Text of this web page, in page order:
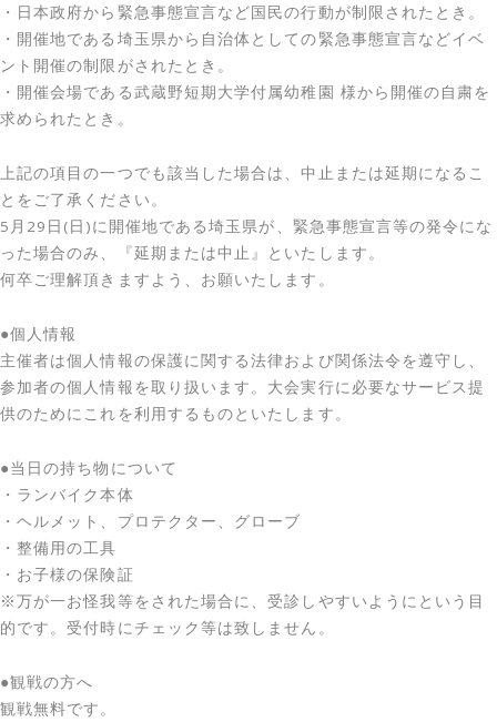
・日本政府から緊急事態宣言など国民の行動が制限されたとき。
・開催地である埼玉県から自治体としての緊急事態宣言などイベ
ント開催の制限がされたとき。
・開催会場である武蔵野短期大学付属幼稚園 様から開催の自粛を
求められたとき。
上記の項目の一つでも該当した場合は、中止または延期になるこ
とをご了承ください。
5月29日(日)に開催地である埼玉県が、緊急事態宣言等の発令にな
った場合のみ、『延期または中止』といたします。
何卒ご理解頂きますよう、お願いたします。
●個人情報
主催者は個人情報の保護に関する法律および関係法令を遵守し、
参加者の個人情報を取り扱います。大会実行に必要なサービス提
供のためにこれを利用するものといたします。
●当日の持ち物について
・ランバイク本体
・ヘルメット、プロテクター、グローブ
・整備用の工具
・お子様の保険証
※万が一お怪我等をされた場合に、受診しやすいようにという目
的です。受付時にチェック等は致しません。
●観戦の方へ
観戦無料です。